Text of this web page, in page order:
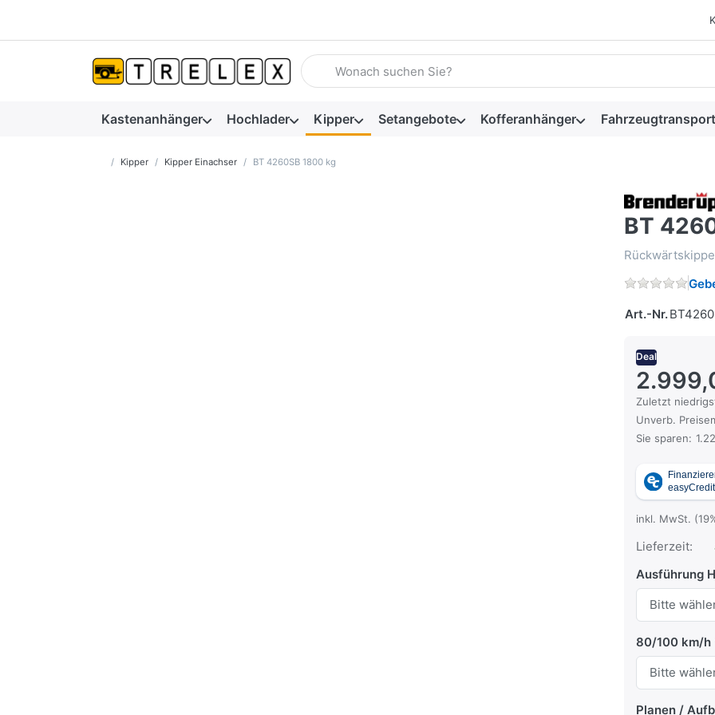
Geben Sie einen Suchbegriff ein. Während Sie tippen, erscheinen
Kastenanhänger Hochlader Kipper Setangebote Kofferanhänger
Startseite
Kipper Kipper Einachser BT 4260SB 1800 kg
BT
Art.-Nr.
Deal
Zuletzt
Es handelt
Unverb.
Die UVP ist
Sie sparen:
inkl. MwSt.
Lieferzeit:
Ausführung
80/100 km/h
Planen /